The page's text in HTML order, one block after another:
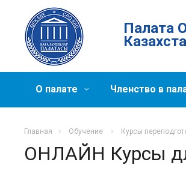
Палата
О палате Членство в
Главная Обучение Курсы
ОНЛАЙН Курсы